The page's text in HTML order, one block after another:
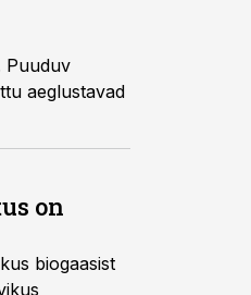
Puuduv
aeglustavad
on
biogaasist